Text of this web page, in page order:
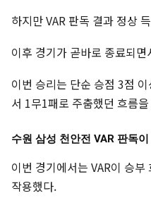
하지만 VAR 판독 결과 정상
이후 경기가 곧바로 종료되
이번 승리는 단순 승점 3점
서 1무1패로 주춤했던 흐름
수원 삼성 천안전 VAR 판독
이번 경기에서는 VAR이 승
작용했다.